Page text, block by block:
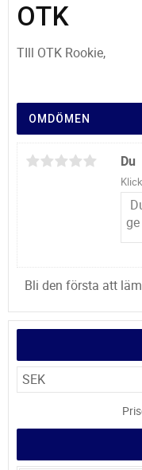
OTK
TIll OTK Rookie,
OMDÖMEN
Du
Bli den första att